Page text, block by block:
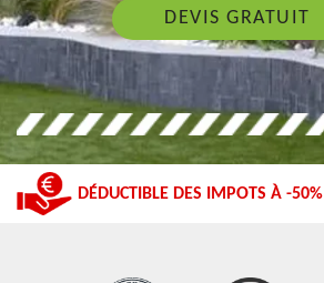
DEVIS GRATUIT
DÉDUCTIBLE DES IMPOTS À -50%